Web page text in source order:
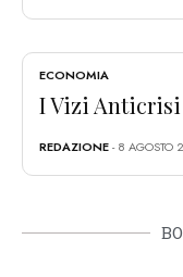
ECONOMIA
I Vizi
REDAZIONE- 8 AGOSTO